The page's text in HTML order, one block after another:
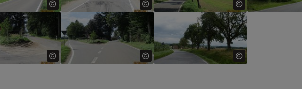
version for: Show larger version for: Show larger version for: